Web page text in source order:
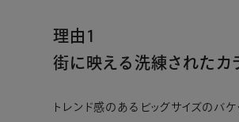
理由1
街に映える洗練されたカ
トレンド感のあるビッグサイズのバ